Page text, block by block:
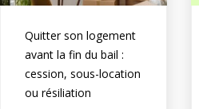
Quitter son logement
avant la fin du bail :
cession, sous-location
ou résiliation